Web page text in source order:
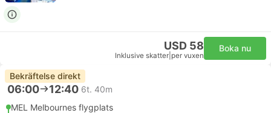
USD 58
Inklusive skatter per vuxen
Boka nu
Bekräftelse direkt
06:00 12:40 6t. 40m
MEL Melbournes flygplats